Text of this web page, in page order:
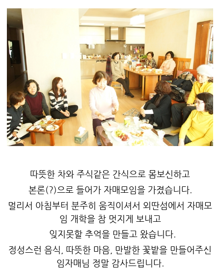
따뜻한 차와 주식같은 간식으로 몸보신하고
본론(?)으로 들어가 자매모임을 가졌습니다.
멀리서 아침부터 분주히 움직이셔서 외딴섬에서 자매모
임 개학을 참 멋지게 보내고
잊지못할 추억을 만들고 왔습니다.
정성스런 음식, 따뜻한 마음, 만발한 꽃밭을 만들어주신
임자매님 정말 감사드립니다.